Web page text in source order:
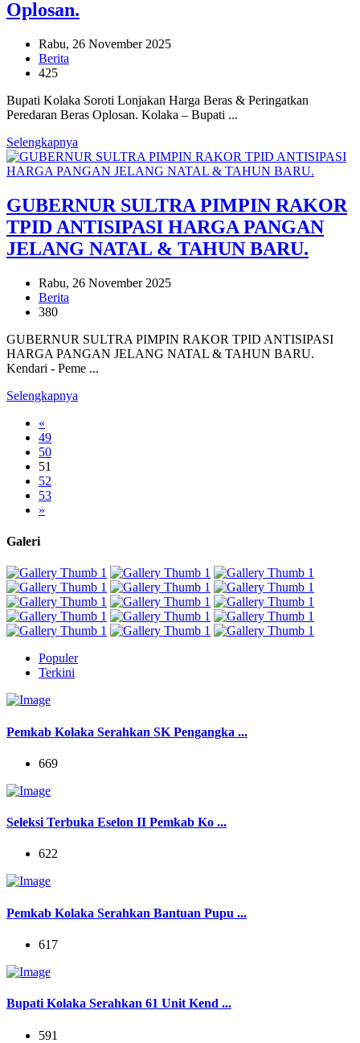
Oplosan.
Rabu, 26 November 2025
Berita
425
Bupati Kolaka Soroti Lonjakan Harga Beras & Peringatkan
Peredaran Beras Oplosan. Kolaka – Bupati ...
Selengkapnya
GUBERNUR SULTRA PIMPIN RAKOR
TPID ANTISIPASI HARGA PANGAN
JELANG NATAL & TAHUN BARU.
Rabu, 26 November 2025
Berita
380
GUBERNUR SULTRA PIMPIN RAKOR TPID ANTISIPASI
HARGA PANGAN JELANG NATAL & TAHUN BARU.
Kendari - Peme ...
Selengkapnya
«
49
50
51
52
53
»
Galeri
Populer
Terkini
Pemkab Kolaka Serahkan SK Pengangka ...
669
Seleksi Terbuka Eselon II Pemkab Ko ...
622
Pemkab Kolaka Serahkan Bantuan Pupu ...
617
Bupati Kolaka Serahkan 61 Unit Kend ...
591